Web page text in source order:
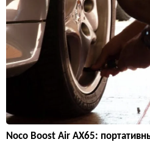
Noco Boost Air AX65: